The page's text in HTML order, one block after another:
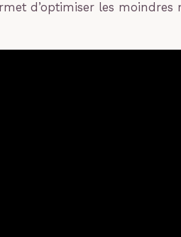
d’optimiser les moindres